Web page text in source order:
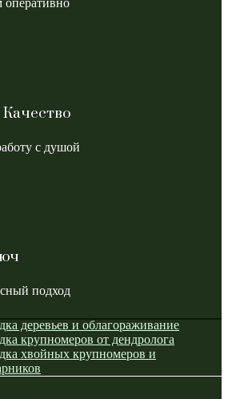
оперативно
с душой
подход
деревьев и облагораживание
крупномеров от дендролога
хвойных крупномеров и